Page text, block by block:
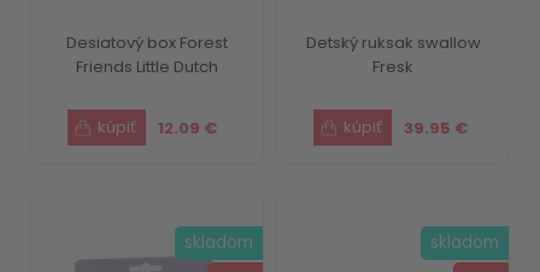
Desiatový box Forest
Friends Little Dutch
12.09 €
Detský ruksak swallow
Fresk
39.95 €
skladom skladom